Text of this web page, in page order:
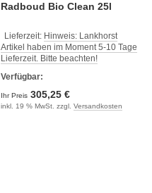
Radboud Bio Clean 25l
Lieferzeit: Hinweis: Lankhorst
Artikel haben im Moment 5-10 Tage
Lieferzeit. Bitte beachten!
Verfügbar:
Ihr Preis 305,25 €
inkl. 19 % MwSt. zzgl. Versandkosten